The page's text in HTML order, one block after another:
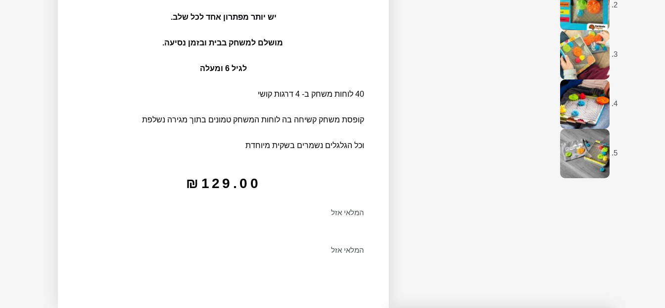
יש יותר מפתרון אחד לכל שלב.
מושלם למשחק בבית ובזמן נסיעה.
לגיל 6 ומעלה
40 לוחות משחק ב- 4 דרגות קושי
קופסת משחק קשיחה בה לוחות המשחק טמונים בתוך מגירה נשלפת
וכל הגלגלים נשמרים בשקית מיוחדת
₪ 129.00
המלאי אזל
המלאי אזל